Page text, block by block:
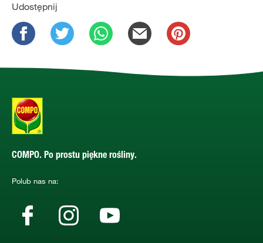
Udostępnij
COMPO. Po prostu piękne rośliny.
Polub nas na: